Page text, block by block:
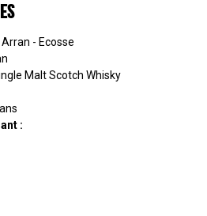
Arran - Ecosse
Malt Scotch Whisky
: